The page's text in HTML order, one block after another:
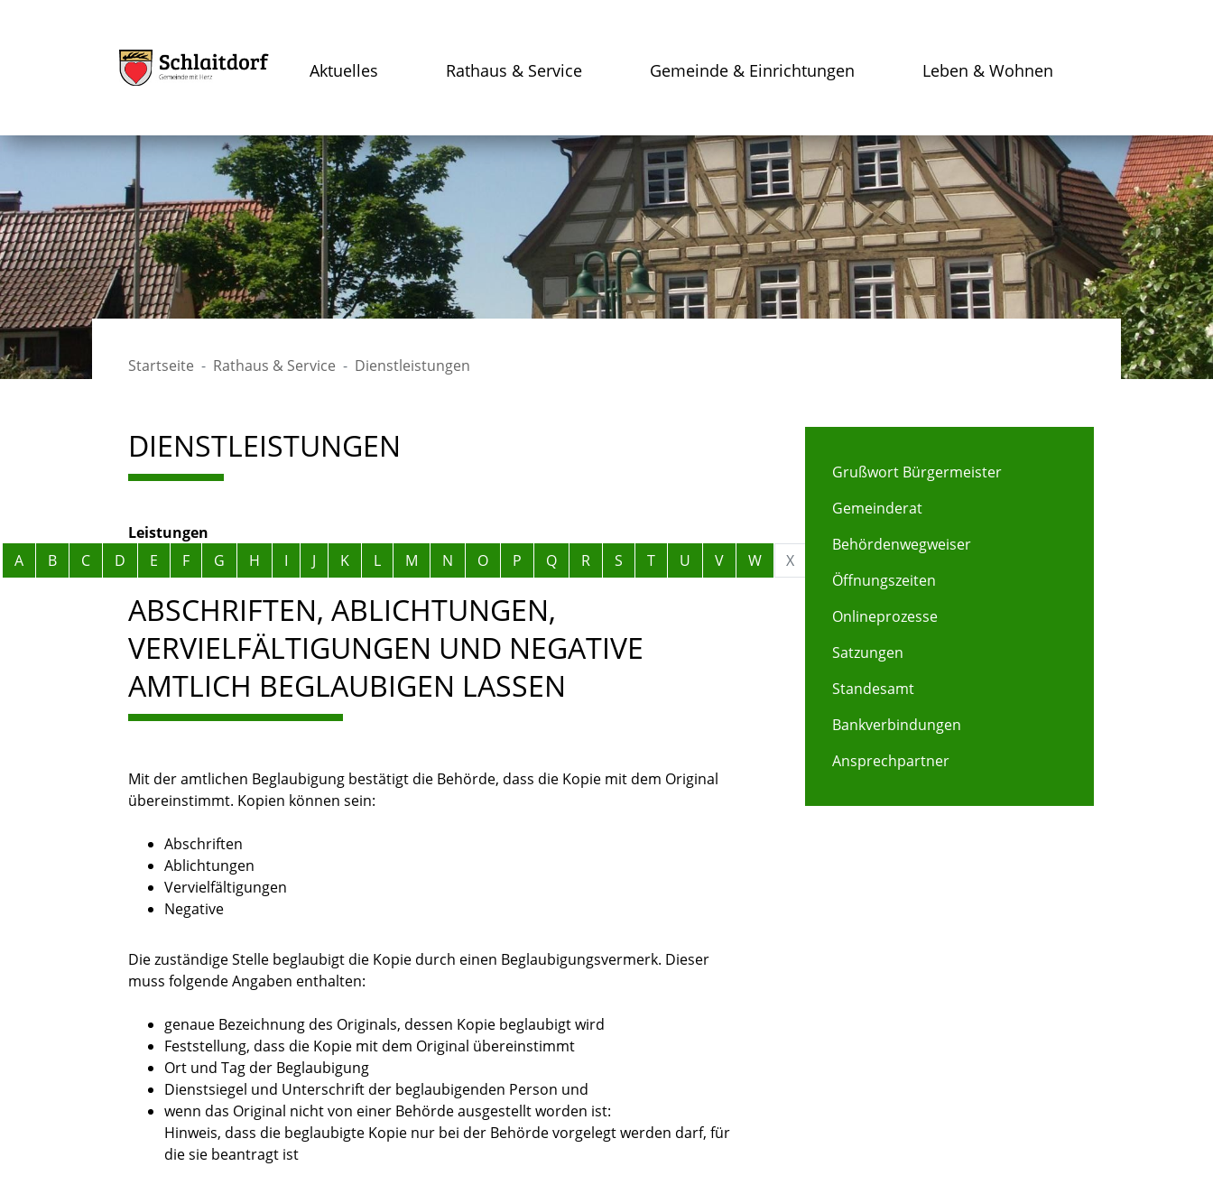
Aktuelles Rathaus & Service Gemeinde & Einrichtungen Leben & Wohnen
Startseite Rathaus & Service Dienstleistungen
DIENSTLEISTUNGEN
Leistungen
Alphabetisches Register überspringen
A B C D E F G H I J K L M N O P Q R S T U V W X
ABSCHRIFTEN, ABLICHTUNGEN,
VERVIELFÄLTIGUNGEN UND NEGATIVE
AMTLICH BEGLAUBIGEN LASSEN
Mit der amtlichen Beglaubigung bestätigt die Behörde, dass die Kopie mit dem Original
übereinstimmt. Kopien können sein:
Abschriften
Ablichtungen
Vervielfältigungen
Negative
Die zuständige Stelle beglaubigt die Kopie durch einen Beglaubigungsvermerk. Dieser
muss folgende Angaben enthalten:
genaue Bezeichnung des Originals, dessen Kopie beglaubigt wird
Feststellung, dass die Kopie mit dem Original übereinstimmt
Ort und Tag der Beglaubigung
Dienstsiegel und Unterschrift der beglaubigenden Person und
wenn das Original nicht von einer Behörde ausgestellt worden ist:
Hinweis, dass die beglaubigte Kopie nur bei der Behörde vorgelegt werden darf, für
die sie beantragt ist
Grußwort Bürgermeister
Gemeinderat
Behördenwegweiser
Öffnungszeiten
Onlineprozesse
Satzungen
Standesamt
Bankverbindungen
Ansprechpartner